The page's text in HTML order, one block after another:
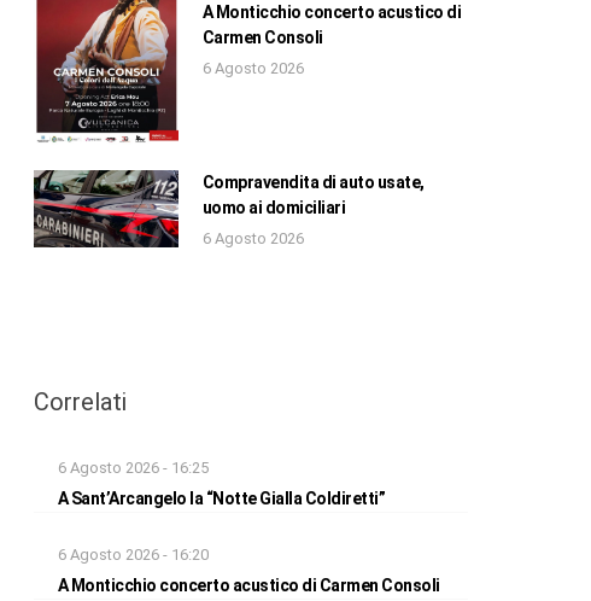
A Monticchio concerto acustico di
Carmen Consoli
6 Agosto 2026
Compravendita di auto usate,
uomo ai domiciliari
6 Agosto 2026
Correlati
6 Agosto 2026 - 16:25
A Sant’Arcangelo la “Notte Gialla Coldiretti”
6 Agosto 2026 - 16:20
A Monticchio concerto acustico di Carmen Consoli